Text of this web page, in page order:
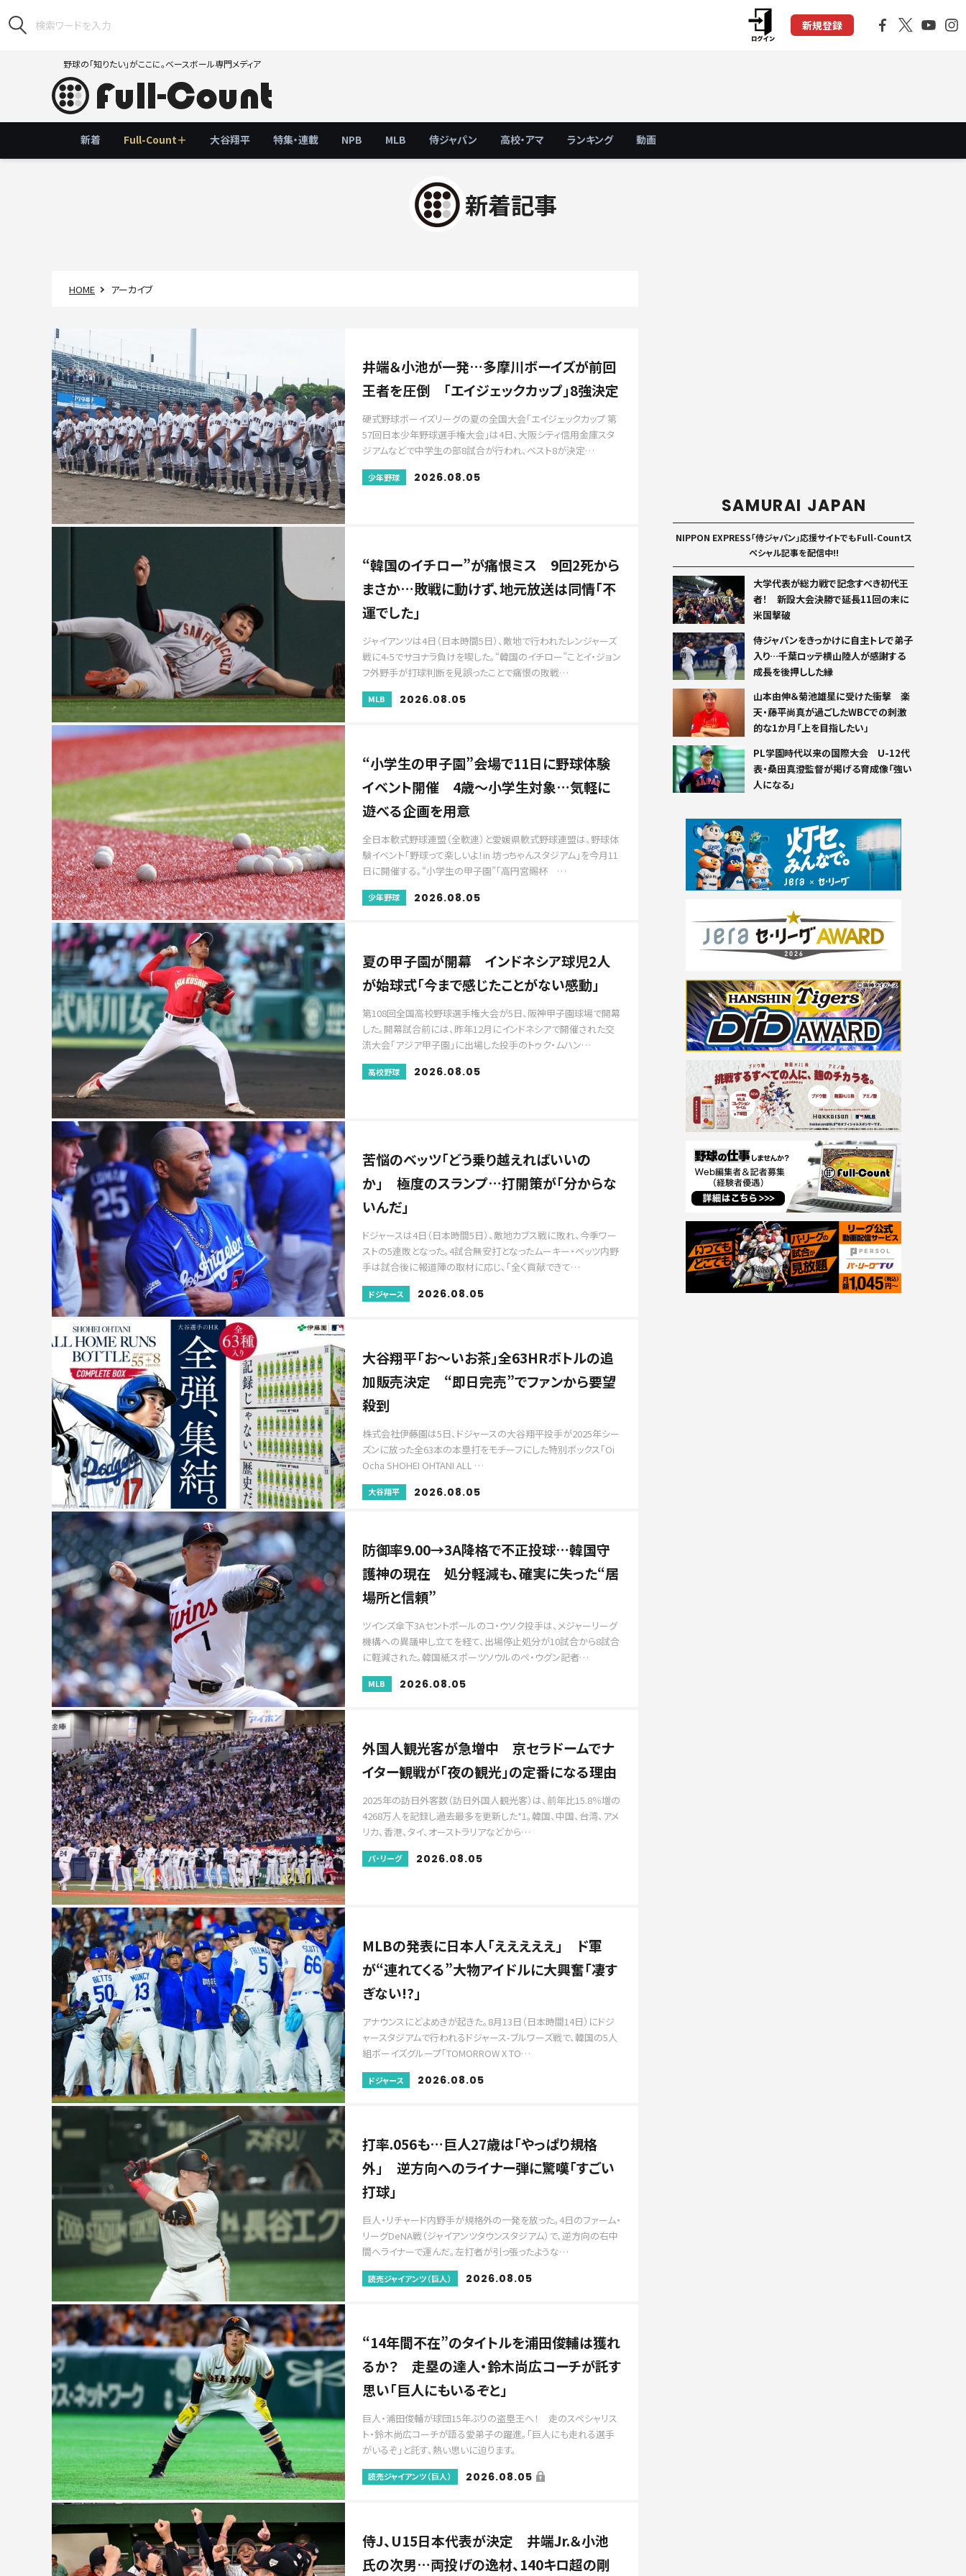
新規登録
野球の「知りたい」がここに。ベースボール専門メディア
新着 Full-Count＋ 大谷翔平 特集・連載 NPB MLB 侍ジャパン 高校・アマ ランキング 動画
新着記事
HOME アーカイブ
井端＆小池が一発…多摩川ボーイズが前回
王者を圧倒 「エイジェックカップ」8強決定
硬式野球ボーイズリーグの夏の全国大会「エイジェックカップ 第
57回日本少年野球選手権大会」は4日、大阪シティ信用金庫スタ
ジアムなどで中学生の部8試合が行われ、ベスト8が決定…
少年野球 2026.08.05
“韓国のイチロー”が痛恨ミス 9回2死から
まさか…敗戦に動けず、地元放送は同情「不
運でした」
ジャイアンツは4日（日本時間5日）、敵地で行われたレンジャーズ
戦に4-5でサヨナラ負けを喫した。“韓国のイチロー”ことイ・ジョン
フ外野手が打球判断を見誤ったことで痛恨の敗戦…
MLB 2026.08.05
“小学生の甲子園”会場で11日に野球体験
イベント開催 4歳〜小学生対象…気軽に
遊べる企画を用意
全日本軟式野球連盟（全軟連）と愛媛県軟式野球連盟は、野球体
験イベント「野球って楽しいよ！in 坊っちゃんスタジアム」を今月11
日に開催する。“小学生の甲子園”「高円宮賜杯 …
少年野球 2026.08.05
夏の甲子園が開幕 インドネシア球児2人
が始球式「今まで感じたことがない感動」
第108回全国高校野球選手権大会が5日、阪神甲子園球場で開幕
した。開幕試合前には、昨年12月にインドネシアで開催された交
流大会「アジア甲子園」に出場した投手のトゥク・ムハン…
高校野球 2026.08.05
苦悩のベッツ「どう乗り越えればいいの
か」 極度のスランプ…打開策が「分からな
いんだ」
ドジャースは4日（日本時間5日）、敵地カブス戦に敗れ、今季ワー
ストの5連敗となった。4試合無安打となったムーキー・ベッツ内野
手は試合後に報道陣の取材に応じ、「全く貢献できて…
ドジャース 2026.08.05
大谷翔平「お～いお茶」全63HRボトルの追
加販売決定 “即日完売”でファンから要望
殺到
株式会社伊藤園は5日、ドジャースの大谷翔平投手が2025年シー
ズンに放った全63本の本塁打をモチーフにした特別ボックス「Oi
Ocha SHOHEI OHTANI ALL …
大谷翔平 2026.08.05
防御率9.00→3A降格で不正投球…韓国守
護神の現在 処分軽減も、確実に失った“居
場所と信頼”
ツインズ傘下3Aセントポールのコ・ウソク投手は、メジャーリーグ
機構への異議申し立てを経て、出場停止処分が10試合から8試合
に軽減された。韓国紙スポーツソウルのペ・ウグン記者…
MLB 2026.08.05
外国人観光客が急増中 京セラドームでナ
イター観戦が「夜の観光」の定番になる理由
2025年の訪日外客数（訪日外国人観光客）は、前年比15.8％増の
4268万人を記録し過去最多を更新した*1。韓国、中国、台湾、アメ
リカ、香港、タイ、オーストラリアなどから…
パ・リーグ 2026.08.05
MLBの発表に日本人「えええええ」 ド軍
が“連れてくる”大物アイドルに大興奮「凄す
ぎない!?」
アナウンスにどよめきが起きた。8月13日（日本時間14日）にドジ
ャースタジアムで行われるドジャース-ブルワーズ戦で、韓国の5人
組ボーイズグループ「TOMORROW X TO…
ドジャース 2026.08.05
打率.056も…巨人27歳は「やっぱり規格
外」 逆方向へのライナー弾に驚嘆「すごい
打球」
巨人・リチャード内野手が規格外の一発を放った。4日のファーム・
リーグDeNA戦（ジャイアンツタウンスタジアム）で、逆方向の右中
間へライナーで運んだ。左打者が引っ張ったような…
読売ジャイアンツ（巨人） 2026.08.05
“14年間不在”のタイトルを浦田俊輔は獲れ
るか？ 走塁の達人・鈴木尚広コーチが託す
思い「巨人にもいるぞと」
巨人・浦田俊輔が球団15年ぶりの盗塁王へ！ 走のスペシャリス
ト・鈴木尚広コーチが語る愛弟子の躍進。「巨人にも走れる選手
がいるぞ」と託す、熱い思いに迫ります。
読売ジャイアンツ（巨人） 2026.08.05
侍J、U15日本代表が決定 井端Jr.＆小池
氏の次男…両投げの逸材、140キロ超の剛
SAMURAI JAPAN
NIPPON EXPRESS「侍ジャパン」応援サイトでもFull-Countス
ペシャル記事を配信中!!
大学代表が総力戦で記念すべき初代王
者！ 新設大会決勝で延長11回の末に
米国撃破
侍ジャパンをきっかけに自主トレで弟子
入り…千葉ロッテ横山陸人が感謝する
成長を後押しした縁
山本由伸＆菊池雄星に受けた衝撃 楽
天・藤平尚真が過ごしたWBCでの刺激
的な1か月「上を目指したい」
PL学園時代以来の国際大会 U-12代
表・桑田真澄監督が掲げる育成像「強い
人になる」